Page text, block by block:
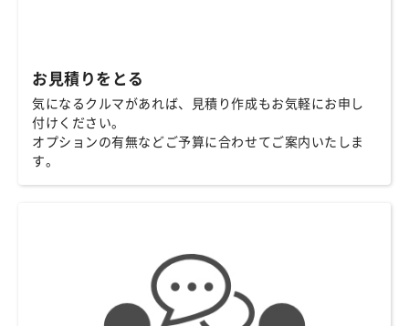
お見積りをとる
気になるクルマがあれば、見積り作成もお気軽にお申し
付けください。
オプションの有無などご予算に合わせてご案内いたしま
す。